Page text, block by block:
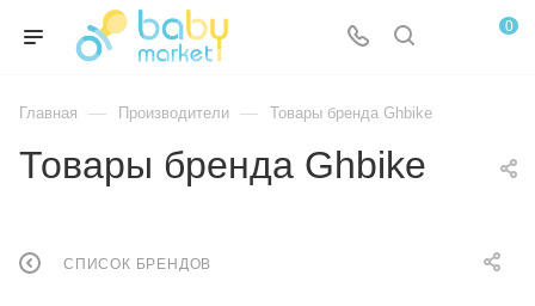
0
Главная — Производители — Товары бренда Ghbike
Товары бренда Ghbike
СПИСОК БРЕНДОВ